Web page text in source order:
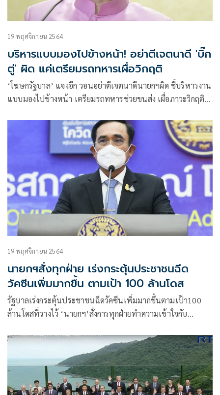
19 พฤศจิกายน 2564
บริหารแบบมองไปข้างหน้า! อย่าตีเจตนาดี 'บิ๊ก
ตู่' ผิด แค่เตรียมรถทหารเผื่อวิกฤติ
‘โฆษกรัฐบาล’ แจงอีก วอนอย่าตีเจตนาดีนายกฯผิด ชี้บริหารงาน
แบบมองไปข้างหน้า เตรียมรถทหารช่วยขนส่ง เผื่อภาวะวิกฤติ
19 พฤศจิกายน 2564
นายกฯสั่งทุกฝ่าย เร่งกระตุ้นประชาชนฉีด
วัคซีนเพิ่มมากขึ้น ตามเป้า 100 ล้านโดส
รัฐบาลเร่งกระตุ้นประชาชนฉีดวัคซีนเพิ่มมากขึ้นตามเป้า100
ล้านโดสที่วางไว้ ‘นายกฯ’สั่งการทุกฝ่ายทำความเข้าใจกับ
มากที่สุด